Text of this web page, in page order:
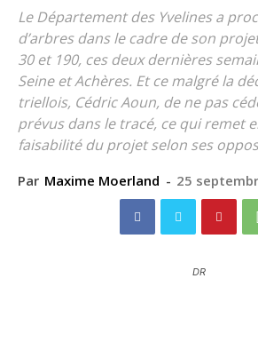
Le Département des Yvelines a
d’arbres dans le cadre de son
30 et 190, ces deux dernières
Seine et Achères. Et ce malgré la
triellois, Cédric Aoun, de ne pas
prévus dans le tracé, ce qui remet
faisabilité du projet selon ses
Par Maxime Moerland - 25
DR